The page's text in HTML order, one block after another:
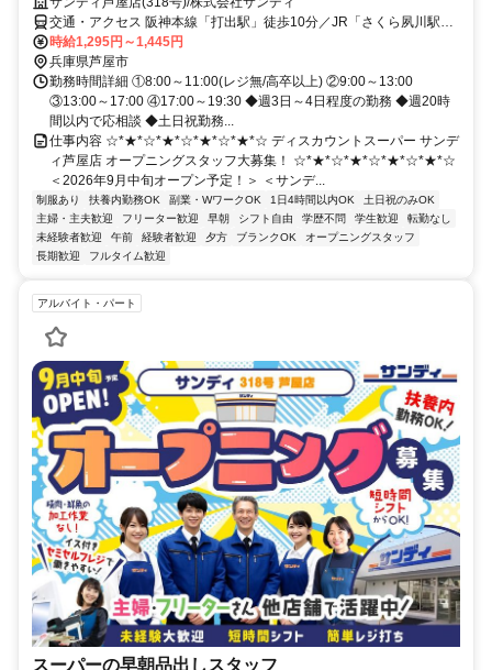
交通・アクセス 阪神本線「打出駅」徒歩10分／JR「さくら夙川駅」
徒歩23分／阪急バス「宮川小学校前」徒歩7分/自転車通勤可
時給1,295円～1,445円
兵庫県芦屋市
勤務時間詳細 ①8:00～11:00(レジ無/高卒以上) ②9:00～13:00
③13:00～17:00 ④17:00～19:30 ◆週3日～4日程度の勤務 ◆週20時
間以内で応相談 ◆土日祝勤務...
仕事内容 ☆*★*☆*★*☆*★*☆*★*☆ ディスカウントスーパー サンデ
ィ芦屋店 オープニングスタッフ大募集！ ☆*★*☆*★*☆*★*☆*★*☆
＜2026年9月中旬オープン予定！＞ ＜サンデ...
制服あり 扶養内勤務OK 副業・WワークOK 1日4時間以内OK
土日祝のみOK
主婦・主夫歓迎
フリーター歓迎 早朝 シフト自由 学歴不問 学生歓迎
転勤なし
未経験者歓迎
午前 経験者歓迎 夕方 ブランクOK
オープニングスタッフ
長期歓迎
フルタイム歓迎
アルバイト・パート
スーパーの早朝品出しスタッフ